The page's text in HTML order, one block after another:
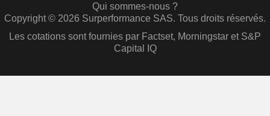
Qui sommes-nous ?
Copyright © 2026 Surperformance SAS. Tous droits réservés.
Les cotations sont fournies par Factset, Morningstar et S&P
Capital IQ